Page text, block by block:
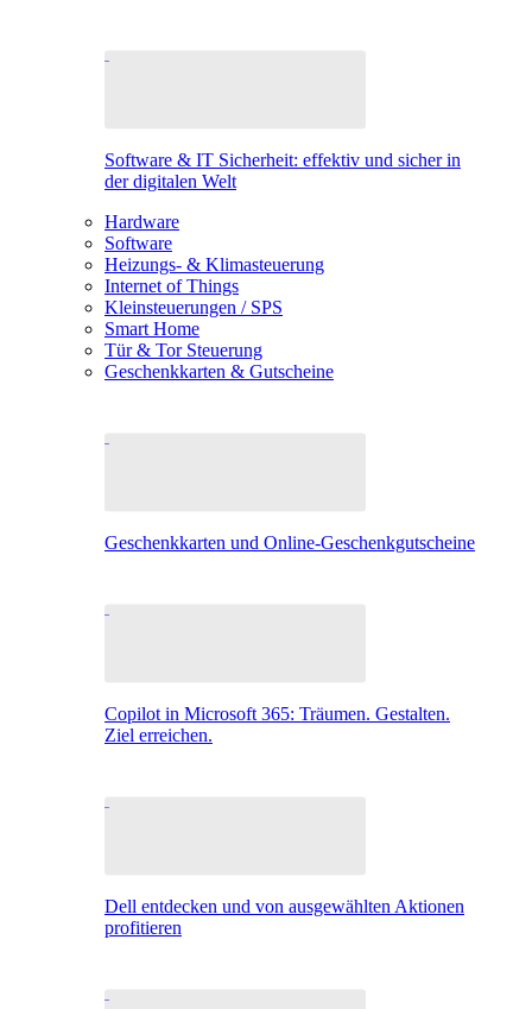
Software & IT Sicherheit: effektiv und sicher in
der digitalen Welt
Hardware
Software
Heizungs- & Klimasteuerung
Internet of Things
Kleinsteuerungen / SPS
Smart Home
Tür & Tor Steuerung
Geschenkkarten & Gutscheine
Geschenkkarten und Online-Geschenkgutscheine
Copilot in Microsoft 365: Träumen. Gestalten.
Ziel erreichen.
Dell entdecken und von ausgewählten Aktionen
profitieren